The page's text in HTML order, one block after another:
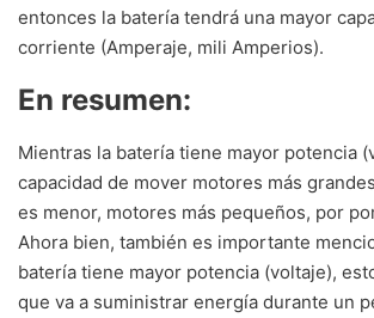
entonces la batería tendrá una mayor
corriente (Amperaje, mili Amperios).
En resumen:
Mientras la batería tiene mayor potencia
capacidad de mover motores más
es menor, motores más pequeños, por
Ahora bien, también es importante
batería tiene mayor potencia (voltaje),
que va a suministrar energía durante un